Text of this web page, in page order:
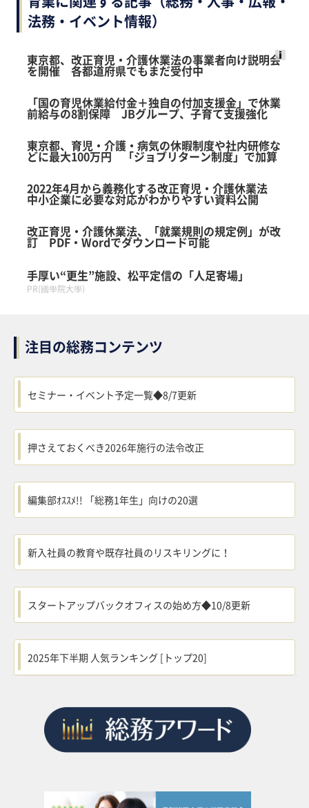
法務・イベント情報）
logly
東京都、改正育児・介護休業法の事業者向け説明会
を開催 各都道府県でもまだ受付中
「国の育児休業給付金＋独自の付加支援金」で休業
前給与の8割保障 JBグループ、子育て支援強化
東京都、育児・介護・病気の休暇制度や社内研修な
どに最大100万円 「ジョブリターン制度」で加算
2022年4月から義務化する改正育児・介護休業法
中小企業に必要な対応がわかりやすい資料公開
改正育児・介護休業法、「就業規則の規定例」が改
訂 PDF・Wordでダウンロード可能
手厚い“更生”施設、松平定信の「人足寄場」
PR(國學院大學)
注目の総務コンテンツ
セミナー・イベント予定一覧◆8/7更新
押さえておくべき2026年施行の法令改正
編集部ｵｽｽﾒ!! 「総務1年生」向けの20選
新入社員の教育や既存社員のリスキリングに！
スタートアップバックオフィスの始め方◆10/8更新
2025年下半期 人気ランキング [トップ20]